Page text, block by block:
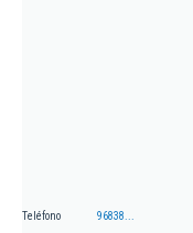
Teléfono 96838...